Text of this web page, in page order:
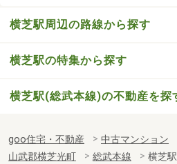
横芝駅周辺の路線から探す
横芝駅の特集から探す
横芝駅(総武本線)の不動産を探
goo住宅・不動産 中古マンション
山武郡横芝光町
総武本線 横芝